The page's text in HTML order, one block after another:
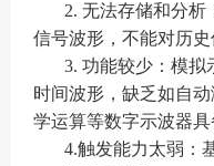
2. 无法存储和分
信号波形，不能对历史
3. 功能较少：模拟
时间波形，缺乏如自
学运算等数字示波器具
4.触发能力太弱：